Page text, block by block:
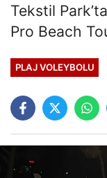
Tekstil
Pro Beach
PLAJ VOLEYBOLU